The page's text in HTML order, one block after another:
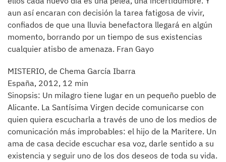
aun así encaran con decisión la tarea fatigosa de vivir,
confiados de que una lluvia benefactora llegará en algún
momento, borrando por un tiempo de sus existencias
cualquier atisbo de amenaza. Fran Gayo
MISTERIO, de Chema García Ibarra
España, 2012, 12 min
Sinopsis: Un milagro tiene lugar en un pequeño pueblo de
Alicante. La Santísima Virgen decide comunicarse con
quien quiera escucharla a través de uno de los medios de
comunicación más improbables: el hijo de la Maritere. Un
ama de casa decide escuchar esa voz, darle sentido a su
existencia y seguir uno de los dos deseos de toda su vida.